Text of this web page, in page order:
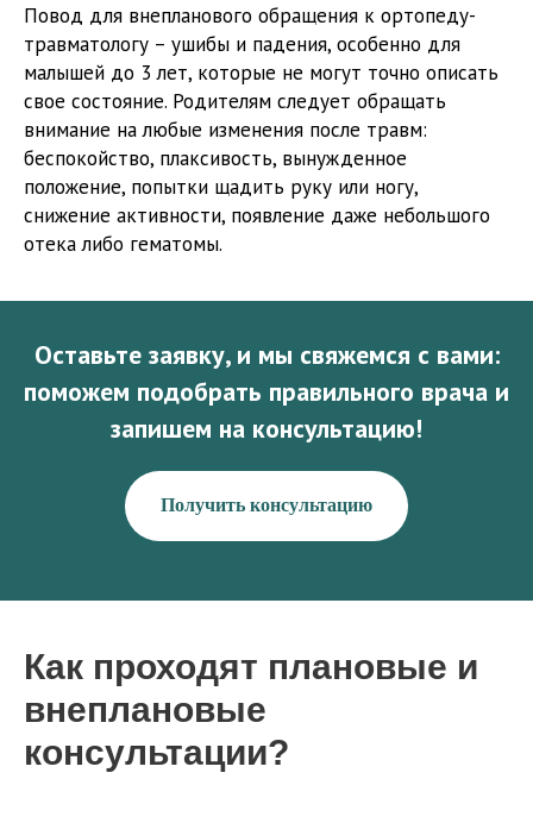
Повод для внепланового обращения к ортопеду-
травматологу – ушибы и падения, особенно для
малышей до 3 лет, которые не могут точно описать
свое состояние. Родителям следует обращать
внимание на любые изменения после травм:
беспокойство, плаксивость, вынужденное
положение, попытки щадить руку или ногу,
снижение активности, появление даже небольшого
отека либо гематомы.
Оставьте заявку, и мы свяжемся с вами:
поможем подобрать правильного врача и
запишем на консультацию!
Получить консультацию
Как проходят плановые и
внеплановые
консультации?